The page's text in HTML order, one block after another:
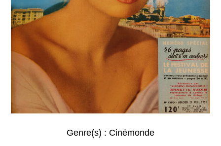
Genre(s) : Cinémonde